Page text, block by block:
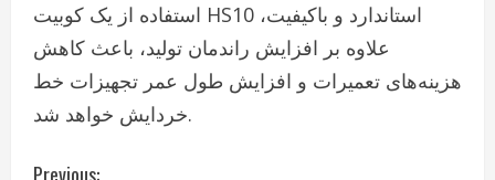
استفاده از یک کوبیت HS10 استاندارد و باکیفیت،
علاوه بر افزایش راندمان تولید، باعث کاهش
هزینه‌های تعمیرات و افزایش طول عمر تجهیزات خط
خردایش خواهد شد.